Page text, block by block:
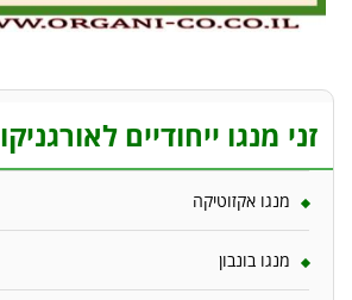
זני מנגו ייחודיים לאורגניקו
מנגו אקזוטיקה
מנגו בונבון